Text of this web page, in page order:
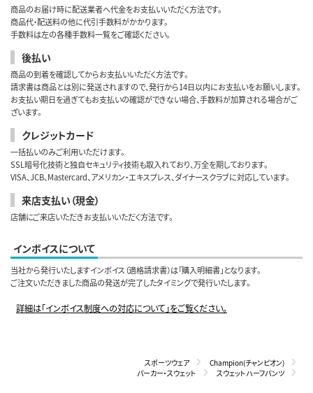
商品のお届け時に配送業者へ代金をお支払いいただく方法です。
商品代・配送料の他に代引手数料がかかります。
手数料は左の各種手数料一覧をご確認ください。
後払い
商品の到着を確認してからお支払いいただく方法です。
請求書は商品とは別に発送されますので、発行から14日以内にお支払いをお願いします。
お支払い期日を過ぎてもお支払いの確認ができない場合、手数料が加算される場合がご
ざいます。
クレジットカード
一括払いのみご利用いただけます。
SSL暗号化技術と独自セキュリティ技術も取入れており、万全を期しております。
VISA、JCB、Mastercard、アメリカン・エキスプレス、ダイナースクラブに対応しています。
来店支払い（現金）
店舗にご来店いただきお支払いいただく方法です。
インボイスについて
当社から発行いたしますインボイス（適格請求書）は「購入明細書」となります。
ご注文いただきました商品の発送が完了したタイミングで発行いたします。
詳細は「インボイス制度への対応について」をご覧ください。
スポーツウェア
Champion(チャンピオン)
パーカー・スウェット
スウェットハーフパンツ